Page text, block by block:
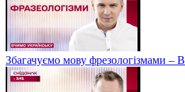
Збагачуємо мову фрезологізмами –